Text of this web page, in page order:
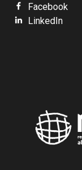
Facebook
LinkedIn